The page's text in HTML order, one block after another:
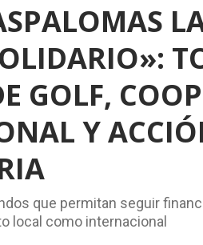
GOLF,
Y
que permitan seguir
local como internacional